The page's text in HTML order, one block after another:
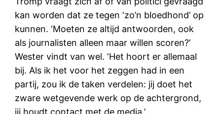
kan worden dat ze tegen ‘zo’n bloedhond’ op
kunnen. ‘Moeten ze altijd antwoorden, ook
als journalisten alleen maar willen scoren?’
Wester vindt van wel. ‘Het hoort er allemaal
bij. Als ik het voor het zeggen had in een
partij, zou ik de taken verdelen: jij doet het
zware wetgevende werk op de achtergrond,
jij houdt contact met de media.’